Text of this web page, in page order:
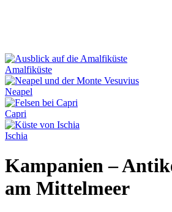
Amalfiküste
Neapel
Capri
Ischia
Kampanien –
am Mittelmeer